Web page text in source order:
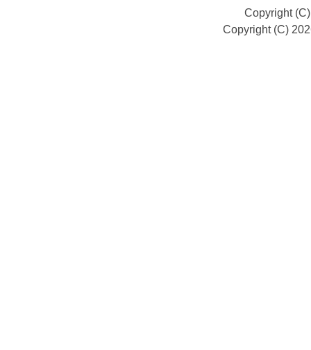
Copyright
Copyright (C)